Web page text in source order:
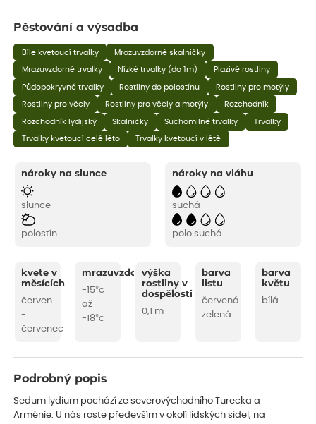
Pěstování a výsadba
Bíle kvetoucí trvalky Mrazuvzdorné skalničky
Mrazuvzdorné trvalky Nízké trvalky (do 1m) Plazivé rostliny
Půdopokryvné trvalky Rostliny do polostínu Rostliny pro motýly
Rostliny pro včely Rostliny pro včely a motýly Rozchodník
Rozchodník lydijský Skalničky Suchomilné trvalky Trvalky
Trvalky kvetoucí celé léto Trvalky kvetoucí v létě
nároky na slunce
slunce
polostín
nároky na vláhu
suchá
polo suchá
kvete v
měsících
červen
-
červenec
mrazuvzdornost
-15°c
až
-18°c
výška
rostliny v
dospělosti
0,1 m
barva
listu
červená
zelená
barva
květu
bílá
Podrobný popis
Sedum lydium pochází ze severovýchodního Turecka a
Arménie. U nás roste především v okolí lidských sídel, na